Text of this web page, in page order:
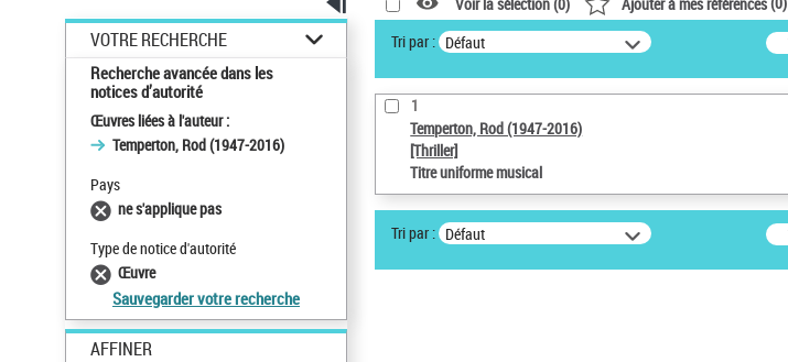
VOTRE RECHERCHE
Recherche avancée dans les
notices d’autorité
Œuvres liées à l'auteur :
Temperton, Rod (1947-2016)
Pays
ne s'applique pas
Type de notice d'autorité
Œuvre
Sauvegarder votre recherche
AFFINER
Tri par : Défaut
1
Temperton, Rod (1947-2016)
[Thriller]
Titre uniforme musical
Tri par : Défaut